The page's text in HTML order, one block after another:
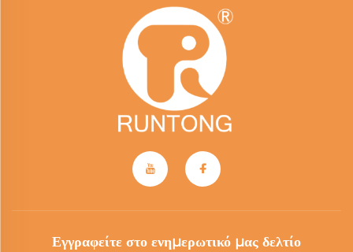
Εγγραφείτε στο ενημερωτικό μας δελτίο